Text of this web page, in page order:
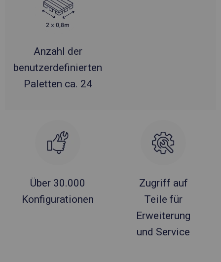
Anzahl der
benutzerdefinierten
Paletten ca. 24
Über 30.000
Konfigurationen
Zugriff auf
Teile für
Erweiterung
und Service